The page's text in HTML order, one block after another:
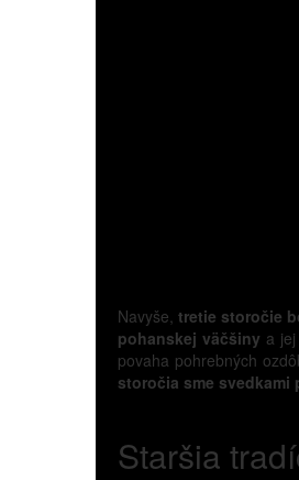
Navyše,tretie storočie
pohanskej väčšiny a
povaha pohrebných
storočia sme
Staršia